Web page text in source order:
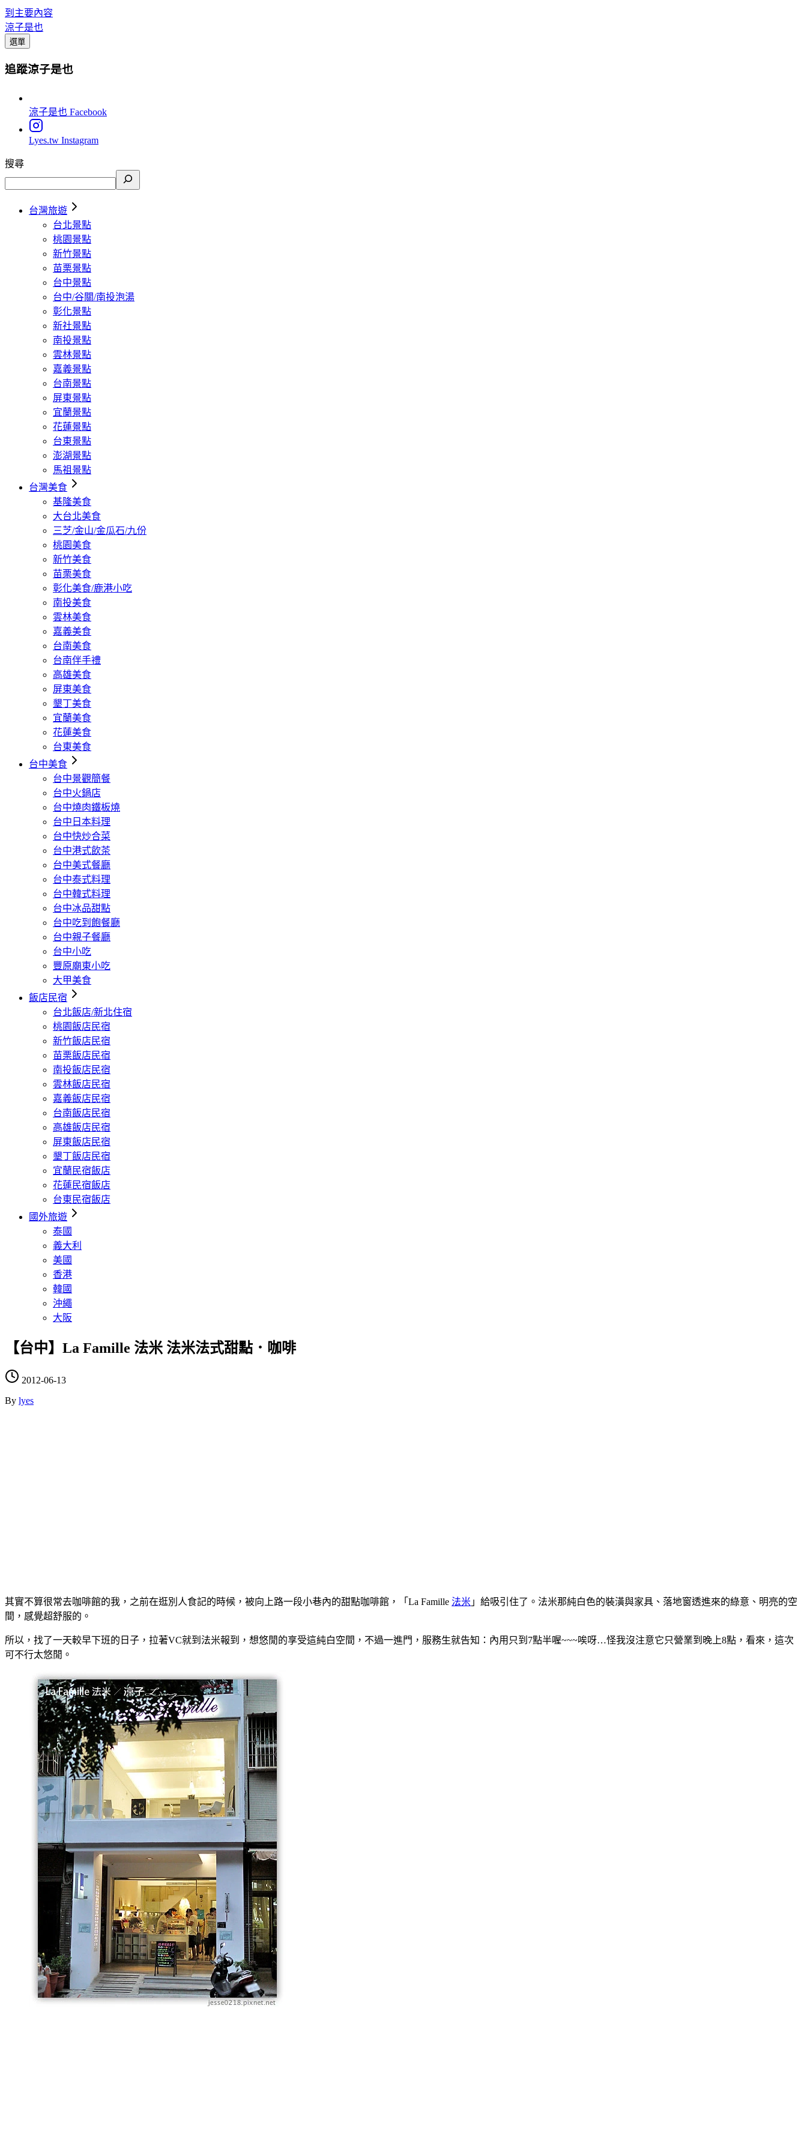
到主要內容
涼子是也
選單
追蹤涼子是也
涼子是也 Facebook
Lyes.tw Instagram
搜尋
台灣旅遊
台北景點
桃園景點
新竹景點
苗栗景點
台中景點
台中/谷關/南投泡湯
彰化景點
新社景點
南投景點
雲林景點
嘉義景點
台南景點
屏東景點
宜蘭景點
花蓮景點
台東景點
澎湖景點
馬祖景點
台灣美食
基隆美食
大台北美食
三芝/金山/金瓜石/九份
桃園美食
新竹美食
苗栗美食
彰化美食/鹿港小吃
南投美食
雲林美食
嘉義美食
台南美食
台南伴手禮
高雄美食
屏東美食
墾丁美食
宜蘭美食
花蓮美食
台東美食
台中美食
台中景觀簡餐
台中火鍋店
台中燒肉鐵板燒
台中日本料理
台中快炒合菜
台中港式飲茶
台中美式餐廳
台中泰式料理
台中韓式料理
台中冰品甜點
台中吃到飽餐廳
台中親子餐廳
台中小吃
豐原廟東小吃
大甲美食
飯店民宿
台北飯店/新北住宿
桃園飯店民宿
新竹飯店民宿
苗栗飯店民宿
南投飯店民宿
雲林飯店民宿
嘉義飯店民宿
台南飯店民宿
高雄飯店民宿
屏東飯店民宿
墾丁飯店民宿
宜蘭民宿飯店
花蓮民宿飯店
台東民宿飯店
國外旅遊
泰國
義大利
美國
香港
韓國
沖繩
大阪
【台中】La Famille 法米 法米法式甜點．咖啡
2012-06-13
By lyes
其實不算很常去咖啡館的我，之前在逛別人食記的時候，被向上路一段小巷內的甜點咖啡館，「La Famille 法米 」給吸引住了。法米那純白色的裝潢與家具、落地窗透進來的綠意、明亮的空
間，感覺超舒服的。
所以，找了一天較早下班的日子，拉著VC就到法米報到，想悠閒的享受這純白空間，不過一進門，服務生就告知：內用只到7點半喔~~~唉呀…怪我沒注意它只營業到晚上8點，看來，這次
可不行太悠閒。